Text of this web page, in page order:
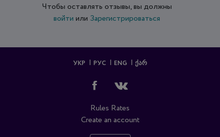
Чтобы оставлять отзывы, вы должны
войти или Зарегистрироваться
УКР РУС ENG ᲥᲐᲠ
Rules Rates
Create an account